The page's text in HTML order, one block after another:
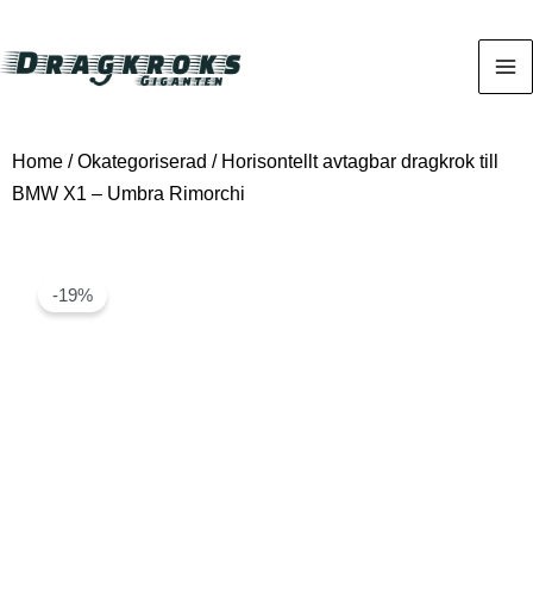
Home /Okategoriserad / Horisontellt avtagbar dragkrok till
BMW X1 – Umbra Rimorchi
-19%